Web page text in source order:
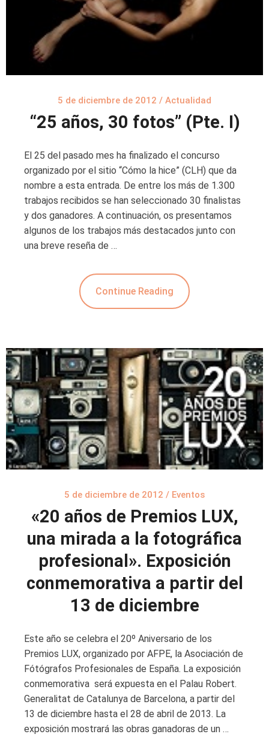
5 de diciembre de 2012 / Actualidad
“25 años, 30 fotos” (Pte. I)
El 25 del pasado mes ha finalizado el concurso
organizado por el sitio “Cómo la hice” (CLH) que da
nombre a esta entrada. De entre los más de 1.300
trabajos recibidos se han seleccionado 30 finalistas
y dos ganadores. A continuación, os presentamos
algunos de los trabajos más destacados junto con
una breve reseña de …
Continue Reading
5 de diciembre de 2012 / Eventos
«20 años de Premios LUX,
una mirada a la fotográfica
profesional». Exposición
conmemorativa a partir del
13 de diciembre
Este año se celebra el 20º Aniversario de los
Premios LUX, organizado por AFPE, la Asociación de
Fótógrafos Profesionales de España. La exposición
conmemorativa será expuesta en el Palau Robert.
Generalitat de Catalunya de Barcelona, a partir del
13 de diciembre hasta el 28 de abril de 2013. La
exposición mostrará las obras ganadoras de un …